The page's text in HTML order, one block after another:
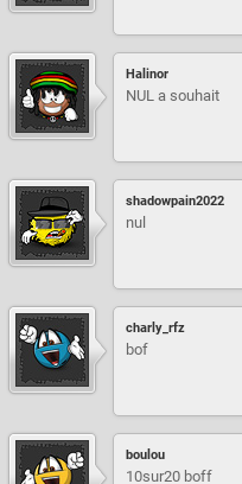
Halinor
NUL a souhait
shadowpain2022
nul
charly_rfz
bof
boulou
10sur20 boff